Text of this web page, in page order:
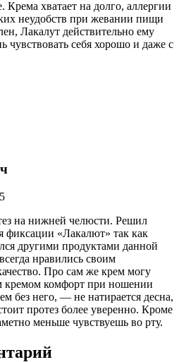
Крема хватает на долго, аллергии
неудобств при жевании пищи
Лакалут действительно ему
чувствовать себя хорошо и даже с
на нижней челюсти. Решил
фиксации «Лакалют» так как
другими продуктами данной
нравились своим
Про сам же крем могу
кремом комфорт при ношении
без него, — не натирается десна,
протез более уверенно. Кроме
меньше чувствуешь во рту.